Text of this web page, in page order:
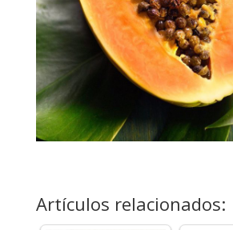
Artículos relacionados: